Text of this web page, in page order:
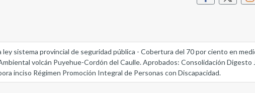
sistema provincial de seguridad pública - Cobertura del 70 por ciento en
volcán Puyehue-Cordón del Caulle. Aprobados: Consolidación Digesto
inciso Régimen Promoción Integral de Personas con Discapacidad.